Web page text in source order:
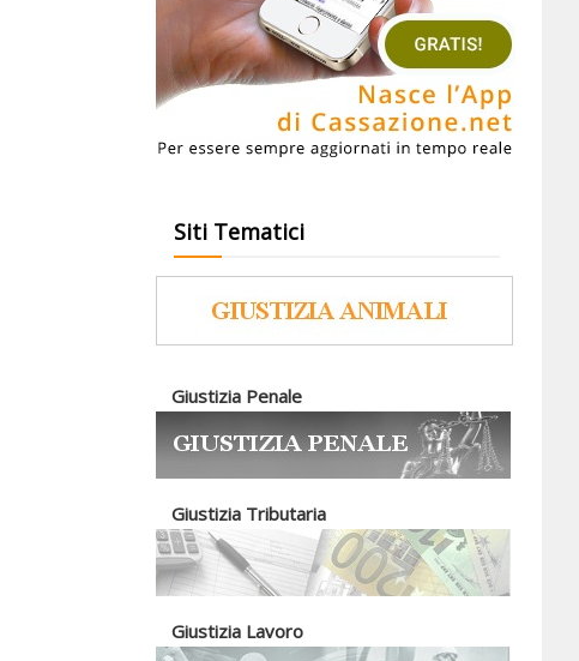
Siti Tematici
Giustizia Penale
Giustizia Tributaria
Giustizia Lavoro